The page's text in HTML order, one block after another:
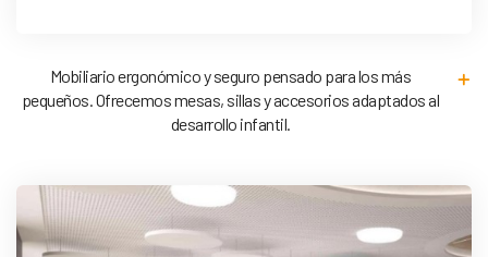
Mobiliario ergonómico y seguro pensado para los más
pequeños. Ofrecemos mesas, sillas y accesorios adaptados al
desarrollo infantil.